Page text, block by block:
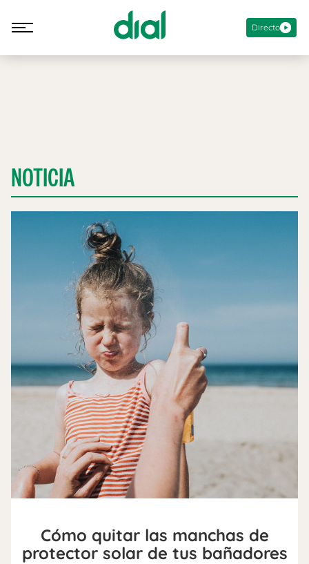
Directo
NOTICIA
Cómo quitar las manchas de
protector solar de tus bañadores